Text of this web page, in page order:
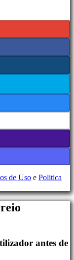
de Uso e Politica
antes de